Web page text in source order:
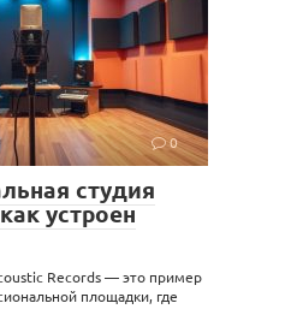
0
студия
устроен
Records — это пример
площадки, где